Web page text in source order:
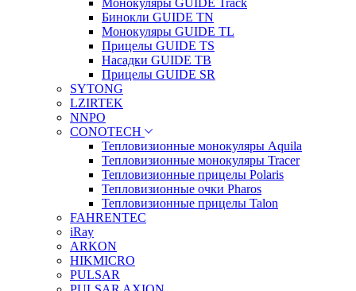
Бинокли GUIDE TN
Монокуляры GUIDE TL
Прицелы GUIDE TS
Насадки GUIDE TB
Прицелы GUIDE SR
SYTONG
LZIRTEK
NNPO
CONOTECH
Тепловизионные монокуляры Aquila
Тепловизионные монокуляры Tracer
Тепловизионные прицелы Polaris
Тепловизионные очки Pharos
Тепловизионные прицелы Talon
FAHRENTEC
iRay
ARKON
HIKMICRO
PULSAR